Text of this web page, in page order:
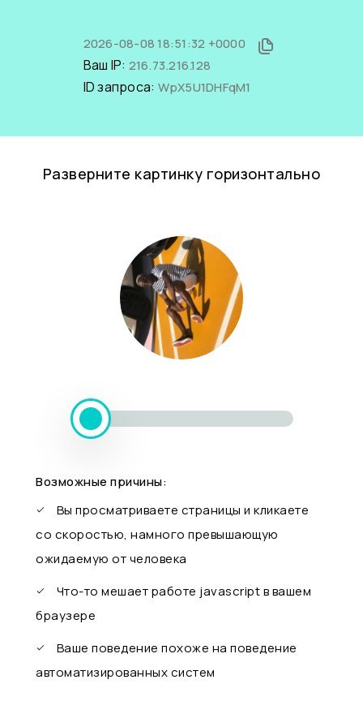
2026-08-08 18:51:32 +0000
Ваш IP: 216.73.216.128
ID запроса: WpX5U1DHFqM1
Разверните картинку горизонтально
Возможные причины:
Вы просматриваете страницы и кликаете
со скоростью, намного превышающую
ожидаемую от человека
Что-то мешает работе javascript в вашем
браузере
Ваше поведение похоже на поведение
автоматизированных систем